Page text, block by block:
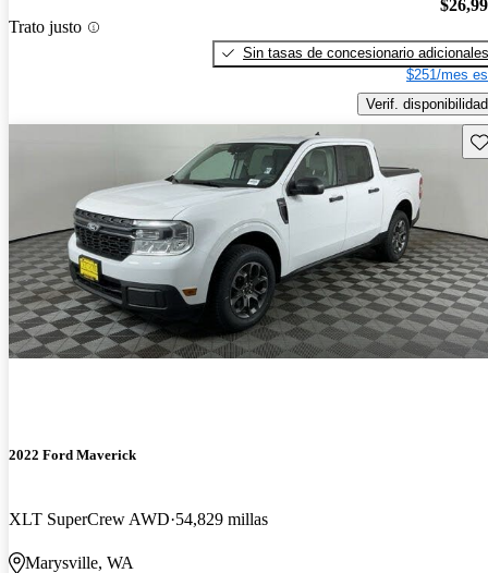
Trato justo
Sin tasas de concesionario adicionales
$251/mes
Verif. disponibilidad
2022 Ford Maverick
XLT SuperCrew AWD 54,829 millas
Marysville, WA